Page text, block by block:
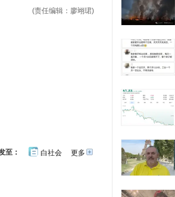
(责任编辑：廖翊珺)
更多开
至： 白社会